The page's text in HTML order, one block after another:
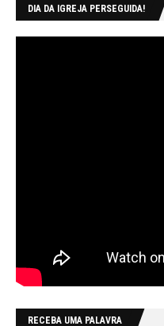
DIA DA IGREJA PERSEGUIDA!
RECEBA UMA PALAVRA